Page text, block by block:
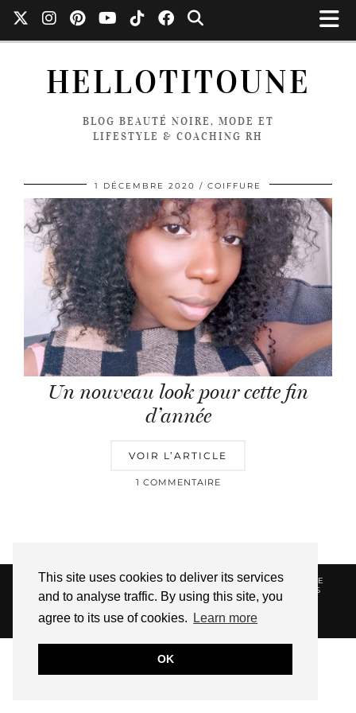
This site uses cookies to deliver its services
and to analyse traffic. By using this site, you
agree to its use of cookies.
Learn more
OK
HELLOTITOUNE
BLOG BEAUTÉ NOIRE, MODE ET
LIFESTYLE & COACHING RH
1 DÉCEMBRE 2020 COIFFURE
Un nouveau look pour cette fin
d’année
VOIR L’ARTICLE
1 COMMENTAIRE
© 2026HELLOTITOUNE CONTACT
POLITIQUE DE
CONFIDENTIALITÉ
VUE DANS LA PRESSE
LIENS
AFFILIES
WEBSITE DESIGN BYpipdig